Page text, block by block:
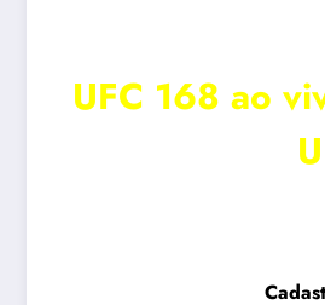
UFC 168 ao